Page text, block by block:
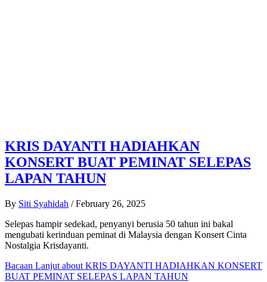
KRIS DAYANTI HADIAHKAN
KONSERT BUAT PEMINAT SELEPAS
LAPAN TAHUN
By Siti Syahidah / February 26, 2025
Selepas hampir sedekad, penyanyi berusia 50 tahun ini bakal
mengubati kerinduan peminat di Malaysia dengan Konsert Cinta
Nostalgia Krisdayanti.
Bacaan Lanjut about KRIS DAYANTI HADIAHKAN KONSERT
BUAT PEMINAT SELEPAS LAPAN TAHUN